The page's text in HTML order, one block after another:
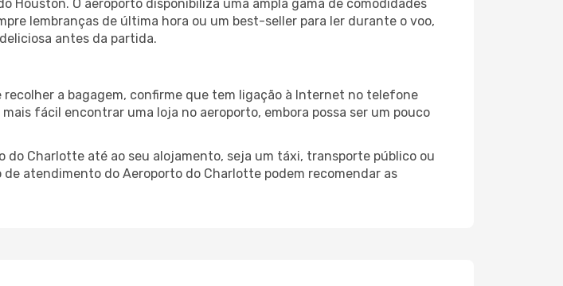
Houston. O aeroporto disponibiliza uma ampla gama de comodidades
lembranças de última hora ou um best-seller para ler durante o voo,
antes da partida.
a bagagem, confirme que tem ligação à Internet no telefone
fácil encontrar uma loja no aeroporto, embora possa ser um pouco
Charlotte até ao seu alojamento, seja um táxi, transporte público ou
atendimento do Aeroporto do Charlotte podem recomendar as